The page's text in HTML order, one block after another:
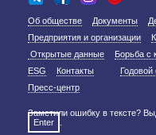
Об обществе Документы
Предприятия и организации
Открытые данные
Борьба с
ESG
Контакты
Годовой
Пресс-центр
Заметили ошибку в тексте?
Enter